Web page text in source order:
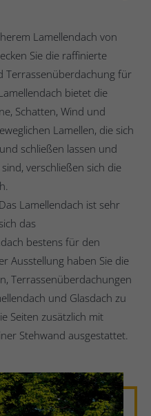
Lamellendach von
Sie die raffinierte
Terrassenüberdachung für
bietet die
Schatten, Wind und
Lamellen, die sich
schließen lassen und
verschließen sich die
Lamellendach ist sehr
das
bestens für den
Ausstellung haben Sie die
Terrassenüberdachungen
und Glasdach zu
Seiten zusätzlich mit
Stehwand ausgestattet.